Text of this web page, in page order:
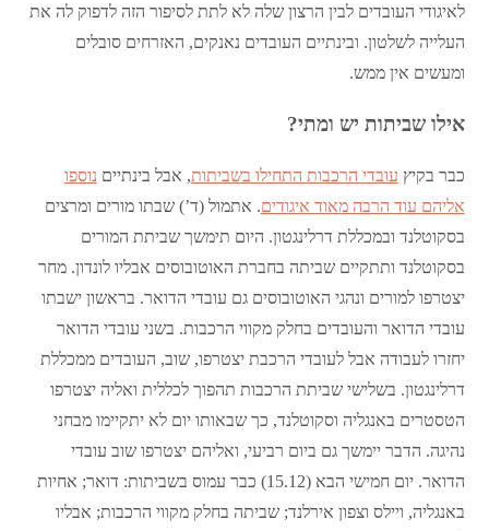
לאיגודי העובדים לבין הרצון שלה לא לתת לסיפור הזה לדפוק לה את
העלייה לשלטון. ובינתיים העובדים נאנקים, האזרחים סובלים
ומעשים אין ממש.
אילו שביתות יש ומתי?
כבר בקיץ עובדי הרכבות התחילו בשביתות, אבל בינתיים נוספו
אליהם עוד הרבה מאוד איגודים. אתמול (ד’) שבתו מורים ומרצים
בסקוטלנד ובמכללת דרלינגטון. היום תימשך שביתת המורים
בסקוטלנד ותתקיים שביתה בחברת האוטובוסים אבליו לונדון. מחר
יצטרפו למורים ונהגי האוטובוסים גם עובדי הדואר. בראשון ישבתו
עובדי הדואר והעובדים בחלק מקווי הרכבות. בשני עובדי הדואר
יחזרו לעבודה אבל לעובדי הרכבת יצטרפו, שוב, העובדים ממכללת
דרלינגטון. בשלישי שביתת הרכבות תהפוך לכללית ואליה יצטרפו
הטסטרים באנגליה וסקוטלנד, כך שבאותו יום לא יתקיימו מבחני
נהיגה. הדבר יימשך גם ביום רביעי, ואליהם יצטרפו שוב עובדי
הדואר. יום חמישי הבא (15.12) כבר עמוס בשביתות: דואר; אחיות
באנגליה, ויילס וצפון אירלנד; שביתה בחלק מקווי הרכבות; אבליו